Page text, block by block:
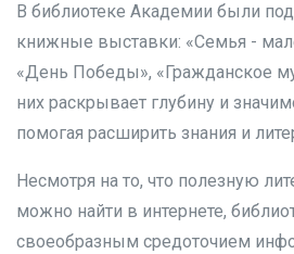
В библиотеке Академии были
книжные выставки: «Семья -
«День Победы», «Гражданское
них раскрывает глубину и
помогая расширить знания и
Несмотря на то, что полезную
можно найти в интернете,
своеобразным средоточием